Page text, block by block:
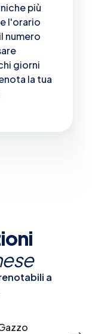
più
l'orario
numero
giorni
la tua
a